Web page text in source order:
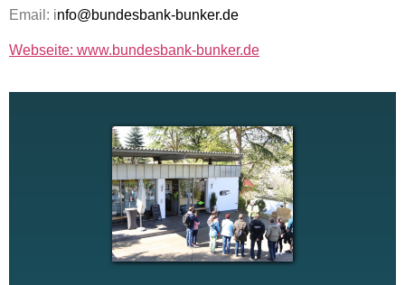
Email: info@bundesbank-bunker.de
Webseite: www.bundesbank-bunker.de